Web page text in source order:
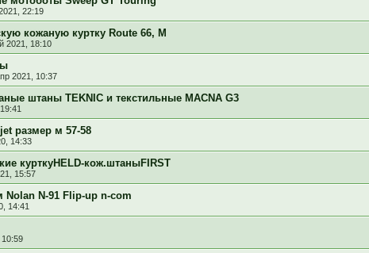
22:19
кожаную куртку Route 66, М
2021, 18:10
2021, 10:37
штаны TEKNIC и текстильные MACNA G3
размер м 57-58
14:33
курткуHELD-кож.штаныFIRST
15:57
N-91 Flip-up n-com
14:41